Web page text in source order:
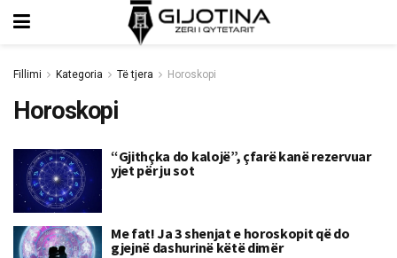
Fillimi Kategoria Të tjera Horoskopi
Horoskopi
“Gjithçka do kalojë”, çfarë kanë rezervuar
yjet për ju sot
Me fat! Ja 3 shenjat e horoskopit që do
gjejnë dashurinë këtë dimër